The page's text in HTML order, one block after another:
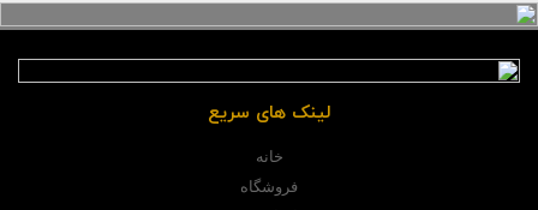
لینک های سریع
خانه
فروشگاه